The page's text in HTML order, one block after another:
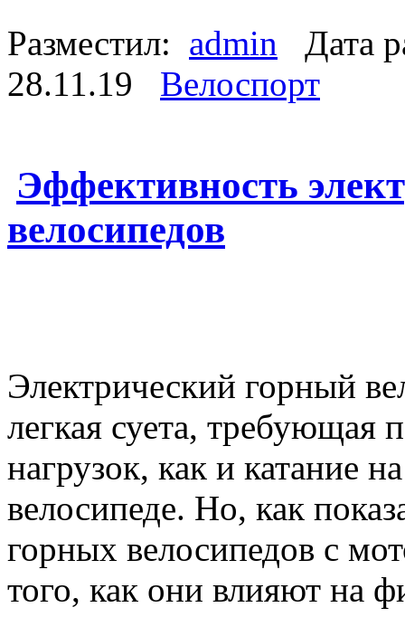
Разместил: admin Дата
28.11.19 Велоспорт
Эффективность
велосипедов
Электрический горный
легкая суета, требующая
нагрузок, как и катание
велосипеде. Но, как
горных велосипедов с
того, как они влияют на